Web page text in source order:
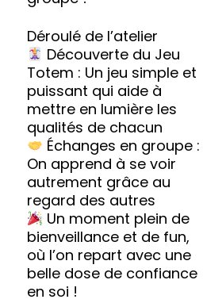
Déroulé de l’atelier
Découverte du Jeu
Totem : Un jeu simple et
puissant qui aide à
mettre en lumière les
qualités de chacun
Échanges en groupe :
On apprend à se voir
autrement grâce au
regard des autres
Un moment plein de
bienveillance et de fun,
où l’on repart avec une
belle dose de confiance
en soi !